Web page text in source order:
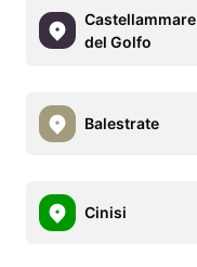
Castellammare
del Golfo
Balestrate
Cinisi